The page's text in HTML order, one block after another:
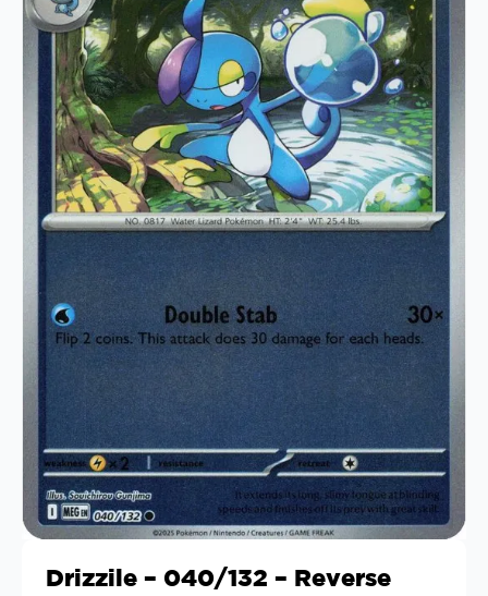
Drizzile – 040/132 – Reverse